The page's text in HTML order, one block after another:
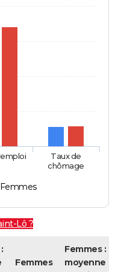
Femmes
Taux de
chômage
Lô ?
Femmes
Femmes :
moyenne